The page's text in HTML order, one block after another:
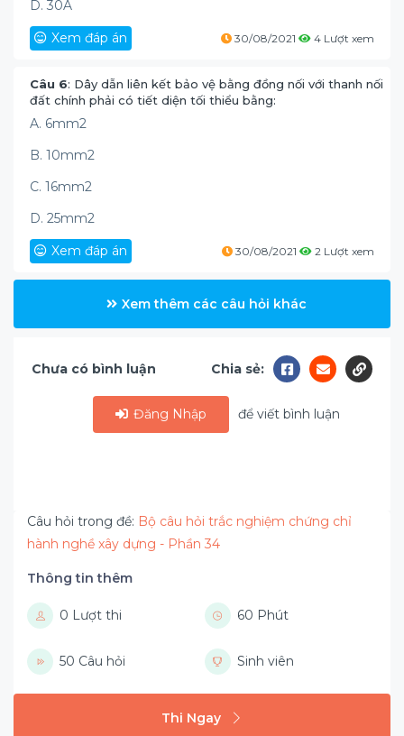
D. 30A
Xem đáp án
30/08/2021 4 Lượt xem
Câu 6: Dây dẫn liên kết bảo vệ bằng đồng nối với thanh nối
đất chính phải có tiết diện tối thiểu bằng:
A. 6mm2
B. 10mm2
C. 16mm2
D. 25mm2
Xem đáp án
30/08/2021 2 Lượt xem
Xem thêm các câu hỏi khác
Chưa có bình luận Chia sẻ:
Đăng Nhập để viết bình luận
Câu hỏi trong đề: Bộ câu hỏi trắc nghiệm chứng chỉ
hành nghề xây dựng - Phần 34
Thông tin thêm
0 Lượt thi 60 Phút
50 Câu hỏi Sinh viên
Thi Ngay